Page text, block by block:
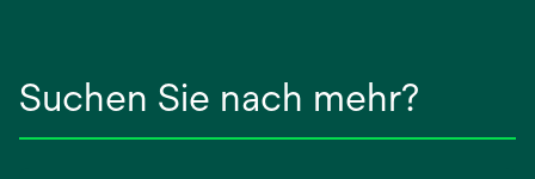
Suchen Sie nach mehr?